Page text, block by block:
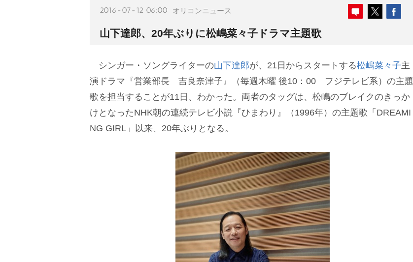
2016-07-12 06:00 オリコンニュース
山下達郎、20年ぶりに松嶋菜々子ドラマ主題歌
シンガー・ソングライターの山下達郎が、21日からスタートする松嶋菜々子主
演ドラマ『営業部長 吉良奈津子』（毎週木曜 後10：00 フジテレビ系）の主題
歌を担当することが11日、わかった。両者のタッグは、松嶋のブレイクのきっか
けとなったNHK朝の連続テレビ小説『ひまわり』（1996年）の主題歌「DREAMI
NG GIRL」以来、20年ぶりとなる。